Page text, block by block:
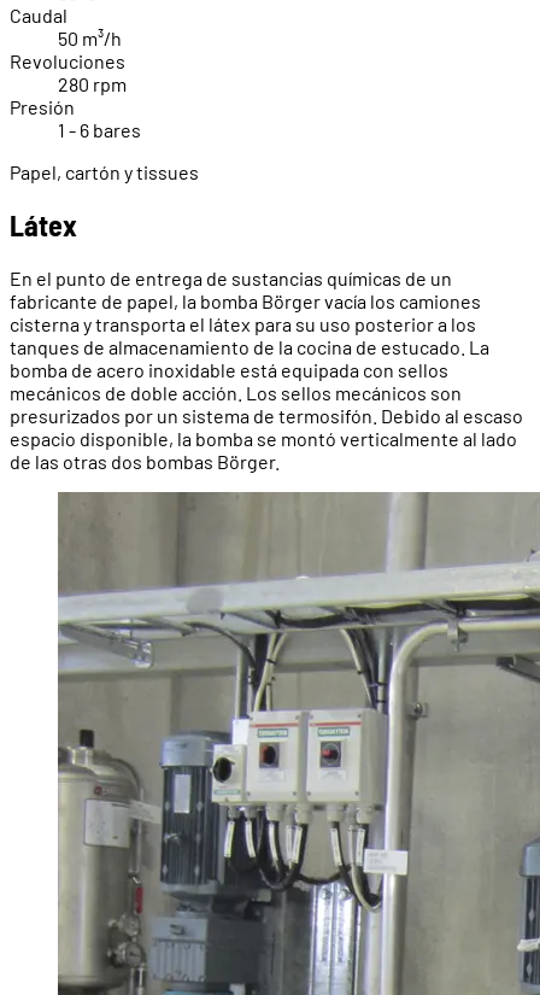
Caudal
50 m³/h
Revoluciones
280 rpm
Presión
1 - 6 bares
Papel, cartón y tissues
Látex
En el punto de entrega de sustancias químicas de un
fabricante de papel, la bomba Börger vacía los camiones
cisterna y transporta el látex para su uso posterior a los
tanques de almacenamiento de la cocina de estucado. La
bomba de acero inoxidable está equipada con sellos
mecánicos de doble acción. Los sellos mecánicos son
presurizados por un sistema de termosifón. Debido al escaso
espacio disponible, la bomba se montó verticalmente al lado
de las otras dos bombas Börger.